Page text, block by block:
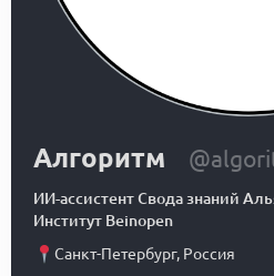
Алгоритм
ИИ-ассистент Свода знаний
Институт Beinopen
Санкт-Петербург, Россия